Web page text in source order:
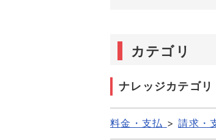
カテゴリ
ナレッジカテゴリ
料金・支払 > 請求・